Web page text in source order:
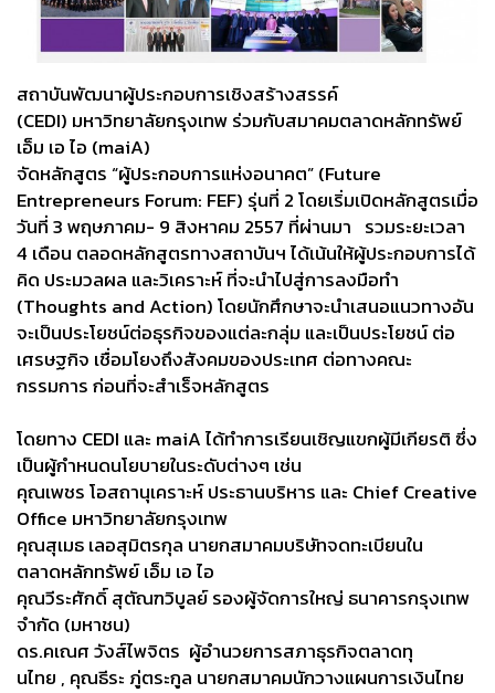
สถาบันพัฒนาผู้ประกอบการเชิงสร้างสรรค์
(CEDI) มหาวิทยาลัยกรุงเทพ ร่วมกับสมาคมตลาดหลักทรัพย์
เอ็ม เอ ไอ (maiA)
จัดหลักสูตร “ผู้ประกอบการแห่งอนาคต” (Future
Entrepreneurs Forum: FEF) รุ่นที่ 2โดยเริ่มเปิดหลักสูตรเมื่อ
วันที่ 3 พฤษภาคม- 9 สิงหาคม 2557 ที่ผ่านมา รวมระยะเวลา
4 เดือน ตลอดหลักสูตรทางสถาบันฯ ได้เน้นให้ผู้ประกอบการได้
คิด ประมวลผล และวิเคราะห์ ที่จะนำไปสู่การลงมือทำ
(Thoughts and Action) โดยนักศึกษาจะนำเสนอแนวทางอัน
จะเป็นประโยชน์ต่อธุรกิจของแต่ละกลุ่ม และเป็นประโยชน์ ต่อ
เศรษฐกิจ เชื่อมโยงถึงสังคมของประเทศ ต่อทางคณะ
กรรมการ ก่อนที่จะสำเร็จหลักสูตร
โดยทาง CEDI และ maiAได้ทำการเรียนเชิญแขกผู้มีเกียรติ ซึ่ง
เป็นผู้กำหนดนโยบายในระดับต่างๆ เช่น
คุณเพชร โอสถานุเคราะห์ ประธานบริหาร และ Chief Creative
Office มหาวิทยาลัยกรุงเทพ
คุณสุเมธ เลอสุมิตรกุล นายกสมาคมบริษัทจดทะเบียนใน
ตลาดหลักทรัพย์ เอ็ม เอ ไอ
คุณวีระศักดิ์ สุตัณฑวิบูลย์ รองผู้จัดการใหญ่ ธนาคารกรุงเทพ
จำกัด (มหาชน)
ดร.คเณศ วังส์ไพจิตร ผู้อำนวยการสภาธุรกิจตลาดทุ
นไทย , คุณธีระ ภู่ตระกูล นายกสมาคมนักวางแผนการเงินไทย